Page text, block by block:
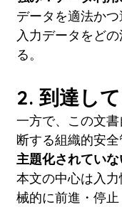
データを適法か
入力データをど
る。
2. 到達し
一方で、この文
断する組織的安
主題化されてい
本文の中心は入
械的に前進・停